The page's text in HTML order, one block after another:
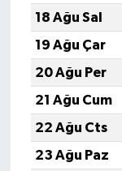
18 Ağu Sal
19 Ağu Çar
20 Ağu Per
21 Ağu Cum
22 Ağu Cts
23 Ağu Paz